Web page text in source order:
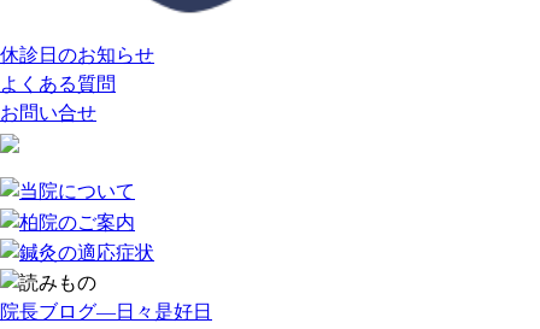
休診日のお知らせ
よくある質問
お問い合せ
院長ブログ―日々是好日